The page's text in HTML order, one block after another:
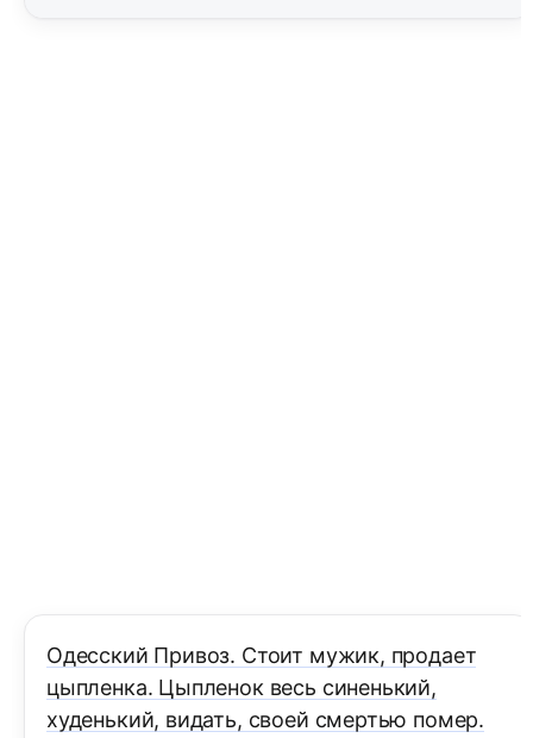
Одесский Привоз. Стоит мужик, продает
цыпленка. Цыпленок весь синенький,
худенький, видать, своей смертью помер.